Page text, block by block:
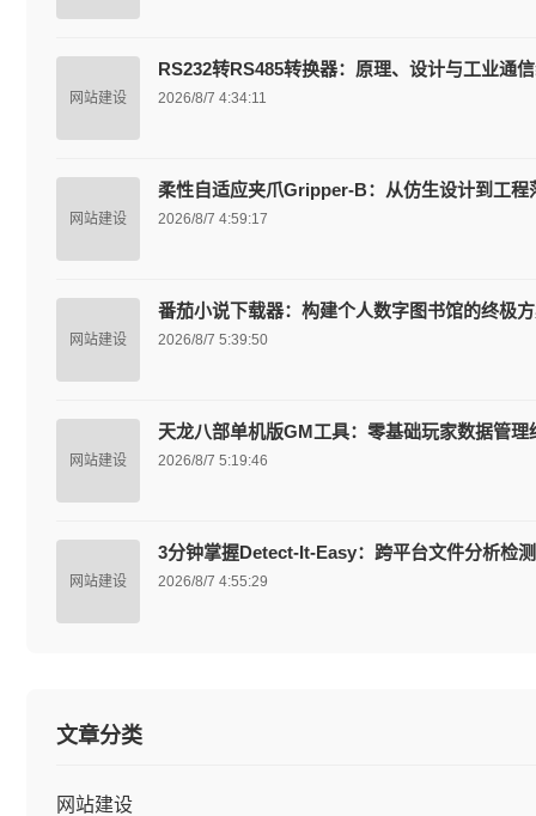
网站建设
RS232转RS485转换器：原理、设计与工业通
2026/8/7 4:34:11
网站建设
柔性自适应夹爪Gripper-B：从仿生设计到工程
2026/8/7 4:59:17
网站建设
番茄小说下载器：构建个人数字图书馆的终极
2026/8/7 5:39:50
网站建设
天龙八部单机版GM工具：零基础玩家数据管理
2026/8/7 5:19:46
网站建设
3分钟掌握Detect-It-Easy：跨平台文件分析检
2026/8/7 4:55:29
文章分类
网站建设